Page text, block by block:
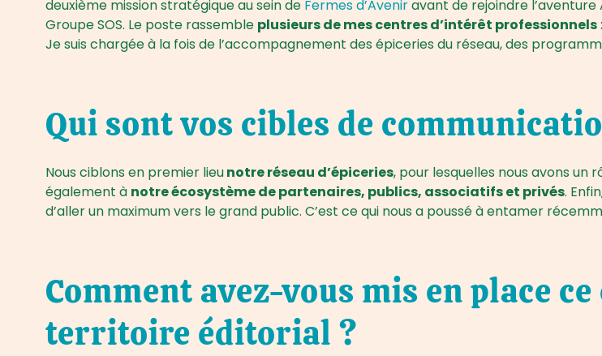
deuxième mission stratégique au sein de Fermes d’Aveniravant de rejoindre l’aventure
Groupe SOS. Le poste rassemble plusieurs de mes centres d’intérêt professionnels
Je suis chargée à la fois de l’accompagnement des épiceries du réseau, des
Qui sont vos cibles de
Nous ciblons en premier lieunotre réseau d’épiceries, pour lesquelles nous avons un
également à notre écosystème de partenaires, publics, associatifs et privés.
d’aller un maximum vers le grand public. C’est ce qui nous a poussé à entamer
Comment avez-vous mis en place
territoire éditorial ?